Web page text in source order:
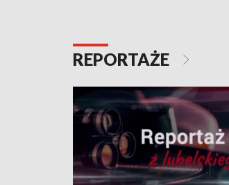
REPORTAŻE